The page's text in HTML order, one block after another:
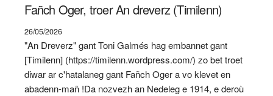
Fañch Oger, troer An dreverz (Timilenn)
26/05/2026
"An Dreverz" gant Toni Galmés hag embannet gant
[Timilenn] (https://timilenn.wordpress.com/) zo bet troet
diwar ar c'hatalaneg gant Fañch Oger a vo klevet en
abadenn-mañ !Da nozvezh an Nedeleg e 1914, e deroù